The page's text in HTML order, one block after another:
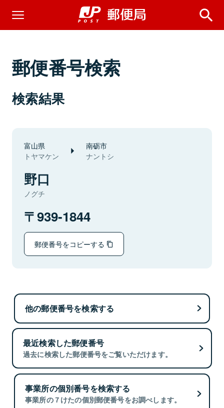
郵便番号検索
検索結果
富山県
トヤマケン
南砺市
ナントシ
野口
ノグチ
939-1844
郵便番号をコピーする
他の郵便番号を検索する
最近検索した郵便番号
過去に検索した郵便番号をご覧いただけます。
事業所の個別番号を検索する
事業所の７けたの個別郵便番号をお調べします。